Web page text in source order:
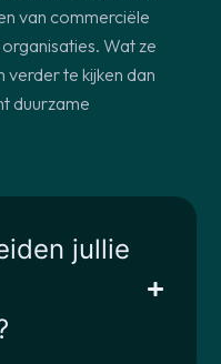
van commerciële
Wat ze
verder te kijken dan
duurzame
jullie